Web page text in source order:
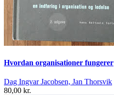
Hvordan organisationer fungerer
Dag Ingvar Jacobsen, Jan Thorsvik
80,00 kr.